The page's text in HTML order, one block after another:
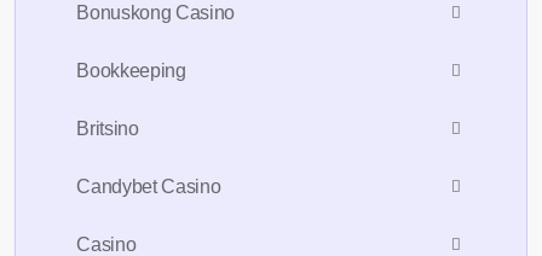
Bonuskong Casino
Bookkeeping
Britsino
Candybet Casino
Casino